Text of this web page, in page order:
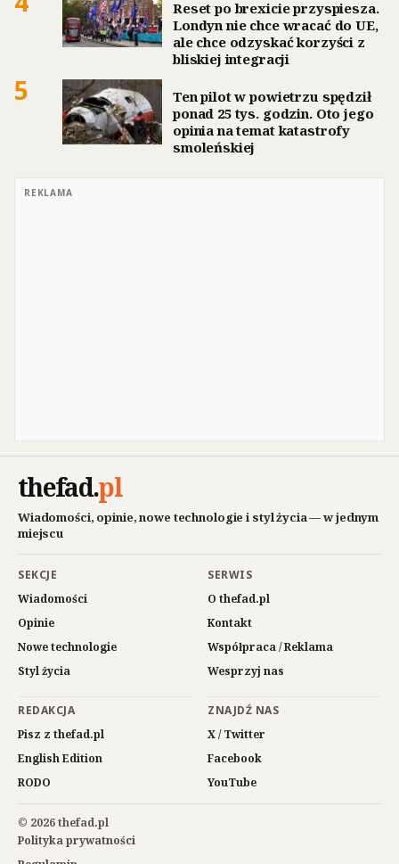
Reset po brexicie przyspiesza.
Londyn nie chce wracać do UE,
ale chce odzyskać korzyści z
bliskiej integracji
5
Ten pilot w powietrzu spędził
ponad 25 tys. godzin. Oto jego
opinia na temat katastrofy
smoleńskiej
REKLAMA
thefad.pl
Wiadomości, opinie, nowe technologie i styl życia — w jednym
miejscu
SEKCJE
Wiadomości
Opinie
Nowe technologie
Styl życia
SERWIS
O thefad.pl
Kontakt
Współpraca / Reklama
Wesprzyj nas
REDAKCJA
Pisz z thefad.pl
English Edition
RODO
ZNAJDŹ NAS
X / Twitter
Facebook
YouTube
© 2026 thefad.pl
Polityka prywatności